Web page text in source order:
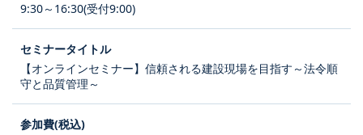
9:30～16:30(受付9:00)
【オンラインセミナー】信頼される建設現場を目指す～法令順
守と品質管理～